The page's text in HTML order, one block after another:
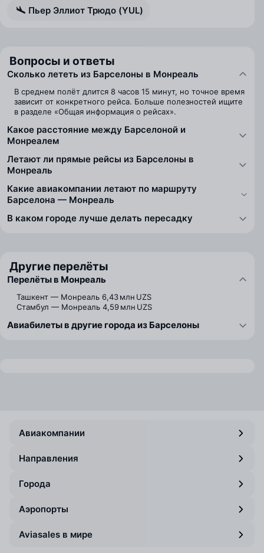
Пьер Эллиот Трюдо (YUL)
Вопросы и ответы
Сколько лететь из Барселоны в Монреаль
В среднем полёт длится 8 часов 15 минут, но точное время
зависит от конкретного рейса. Больше полезностей ищите
в разделе «Общая информация о рейсах».
Какое расстояние между Барселоной и
Монреалем
Летают ли прямые рейсы из Барселоны в
Монреаль
Какие авиакомпании летают по маршруту
Барселона — Монреаль
В каком городе лучше делать пересадку
Другие перелёты
Перелёты в Монреаль
Ташкент — Монреаль 6,43 млн UZS
Стамбул — Монреаль 4,59 млн UZS
Авиабилеты в другие города из Барселоны
Авиакомпании
Направления
Города
Аэропорты
Aviasales в мире